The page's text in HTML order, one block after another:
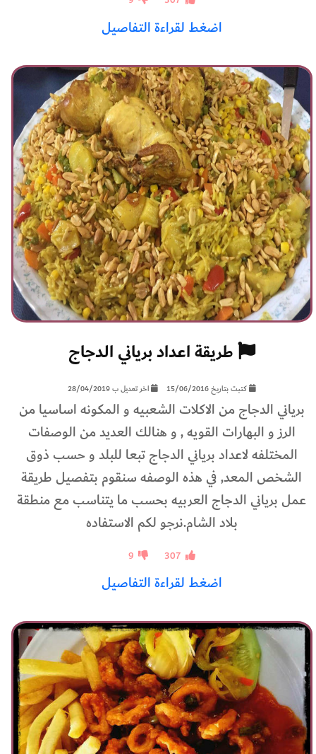
اضغط لقراءة التفاصيل
طريقة اعداد برياني الدجاج
كتبت بتاريخ 15/06/2016 اخر تعديل ب 28/04/2019
برياني الدجاج من الاكلات الشعبيه و المكونه اساسيا من
الرز و البهارات القويه , و هنالك العديد من الوصفات
المختلفه لاعداد برياني الدجاج تبعا للبلد و حسب ذوق
الشخص المعد, في هذه الوصفه سنقوم بتفصيل طريقة
عمل برياني الدجاج العربيه بحسب ما يتناسب مع منطقة
بلاد الشام.نرجو لكم الاستفاده
307
9
اضغط لقراءة التفاصيل